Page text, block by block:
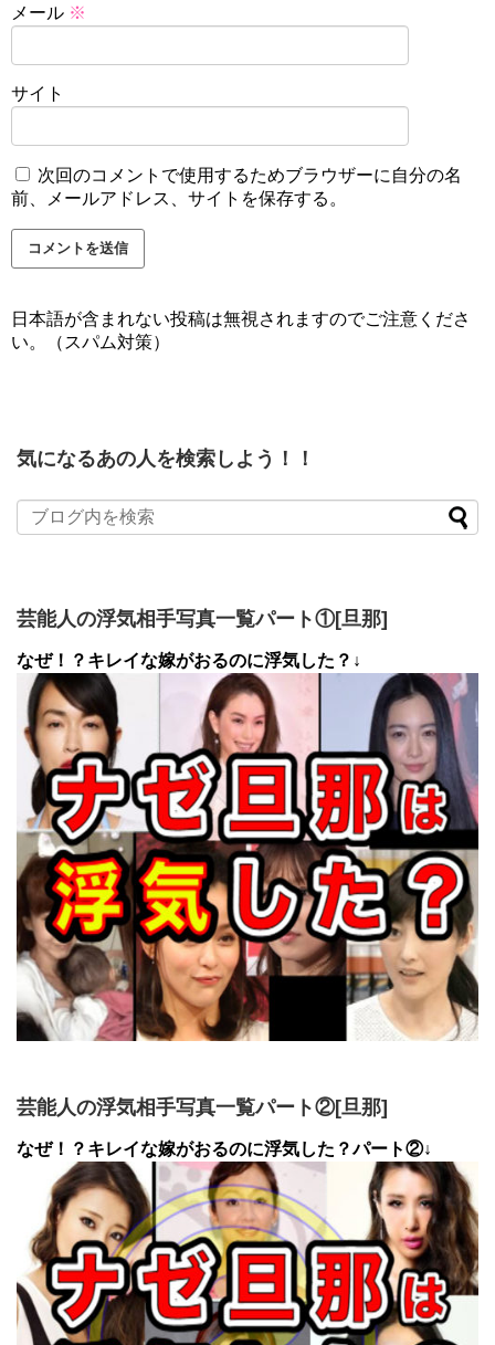
メール ※
サイト
次回のコメントで使用するためブラウザーに自分の名
前、メールアドレス、サイトを保存する。
日本語が含まれない投稿は無視されますのでご注意くださ
い。（スパム対策）
気になるあの人を検索しよう！！
芸能人の浮気相手写真一覧パート①[旦那]
なぜ！？キレイな嫁がおるのに浮気した？↓
芸能人の浮気相手写真一覧パート②[旦那]
なぜ！？キレイな嫁がおるのに浮気した？パート②↓